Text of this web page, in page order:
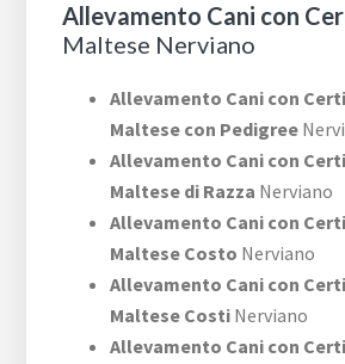
Allevamento Cani con
Maltese Nerviano
Allevamento Cani con
Maltese con Pedigree
Allevamento Cani con
Maltese di Razza Nerviano
Allevamento Cani con
Maltese Costo Nerviano
Allevamento Cani con
Maltese Costi Nerviano
Allevamento Cani con